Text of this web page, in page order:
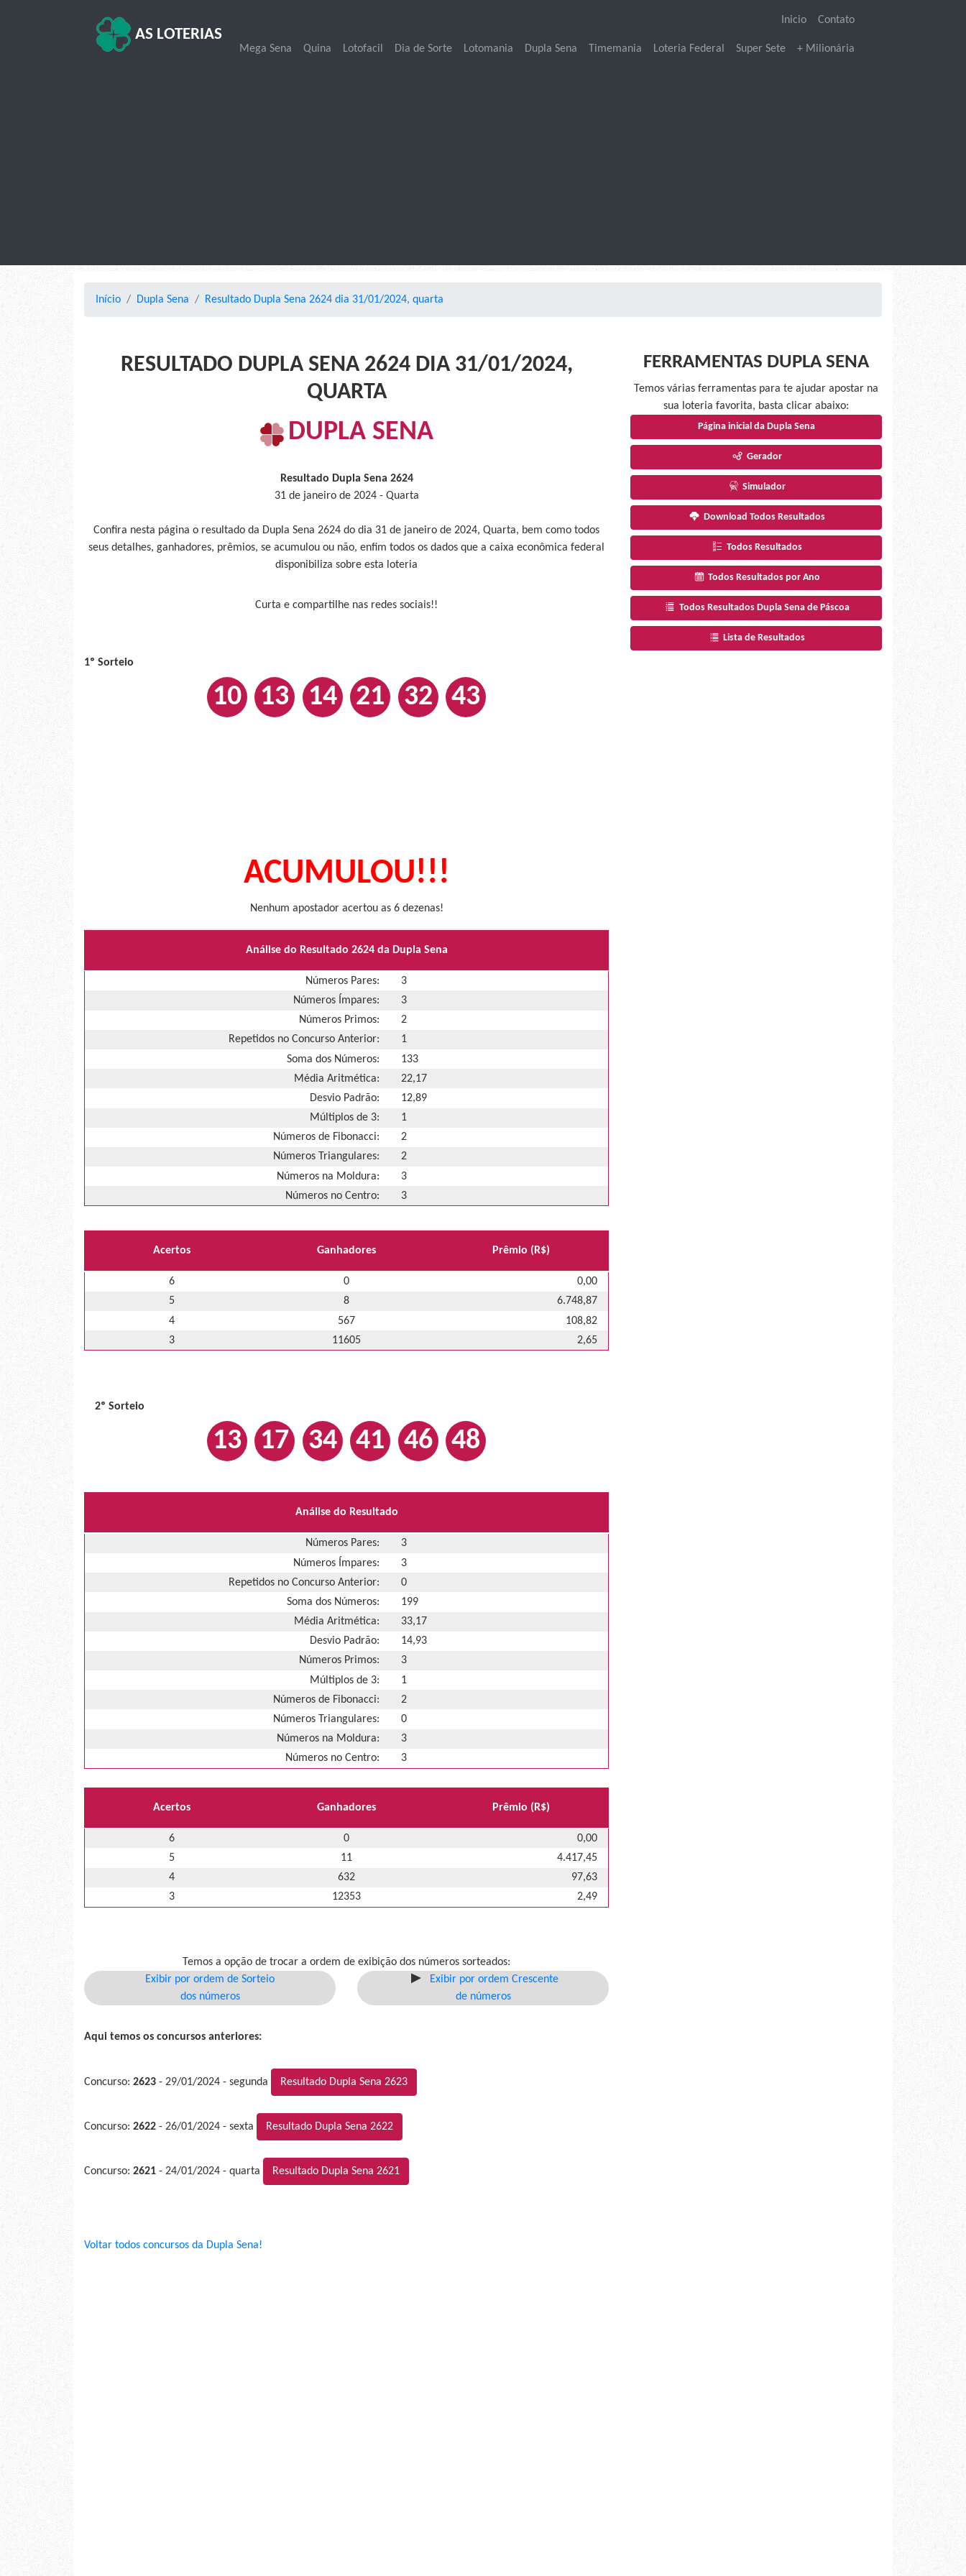
AS LOTERIAS
Inicio Contato
Mega Sena Quina Lotofacil Dia de Sorte Lotomania Dupla Sena Timemania Loteria Federal Super Sete + Milionária
Início Dupla Sena Resultado Dupla Sena 2624 dia 31/01/2024, quarta
RESULTADO DUPLA SENA 2624 DIA 31/01/2024,
QUARTA
DUPLA SENA
Resultado Dupla Sena 2624
31 de janeiro de 2024 - Quarta
Confira nesta página o resultado da Dupla Sena 2624 do dia 31 de janeiro de 2024, Quarta, bem como todos
seus detalhes, ganhadores, prêmios, se acumulou ou não, enfim todos os dados que a caixa econômica federal
disponibiliza sobre esta loteria
Curta e compartilhe nas redes sociais!!
1º Sorteio
10 13 14 21 32 43
ACUMULOU!!!
Nenhum apostador acertou as 6 dezenas!
Análise do Resultado 2624 da Dupla Sena
Números Pares:
3
Números Ímpares:
3
Números Primos:
2
Repetidos no Concurso Anterior:
1
Soma dos Números:
133
Média Aritmética:
22,17
Desvio Padrão:
12,89
Múltiplos de 3:
1
Números de Fibonacci:
2
Números Triangulares:
2
Números na Moldura:
3
Números no Centro:
3
Acertos Ganhadores Prêmio (R$)
6 0
0,00
5
8
6.748,87
4
567
108,82
3
11605 2,65
2º Sorteio
13 17 34 41 46 48
Análise do Resultado
Números Pares:
3
Números Ímpares:
3
Repetidos no Concurso Anterior:
0
Soma dos Números:
199
Média Aritmética:
33,17
Desvio Padrão:
14,93
Números Primos:
3
Múltiplos de 3:
1
Números de Fibonacci:
2
Números Triangulares:
0
Números na Moldura:
3
Números no Centro:
3
Acertos Ganhadores Prêmio (R$)
6 0
0,00
5
11
4.417,45
4
632
97,63
3
12353 2,49
Temos a opção de trocar a ordem de exibição dos números sorteados:
Exibir por ordem de Sorteio
dos números
Exibir por ordem Crescente
de números
Aqui temos os concursos anteriores:
Concurso: 2623 - 29/01/2024 - segunda Resultado Dupla Sena 2623
Concurso: 2622 - 26/01/2024 - sexta Resultado Dupla Sena 2622
Concurso: 2621 - 24/01/2024 - quarta Resultado Dupla Sena 2621
Voltar todos concursos da Dupla Sena!
FERRAMENTAS DUPLA SENA
Temos várias ferramentas para te ajudar apostar na
sua loteria favorita, basta clicar abaixo:
Página inicial da Dupla Sena
Gerador
Simulador
Download Todos Resultados
Todos Resultados
Todos Resultados por Ano
Todos Resultados Dupla Sena de Páscoa
Lista de Resultados